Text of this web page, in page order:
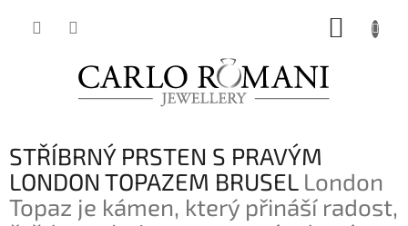
STŘÍBRNÝ PRSTEN S PRAVÝM
LONDON TOPAZEM BRUSEL London
Topaz je kámen, který přináší radost,